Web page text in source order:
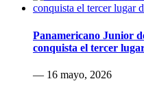
Panamericano Junior
conquista el tercer
— 16 mayo, 2026